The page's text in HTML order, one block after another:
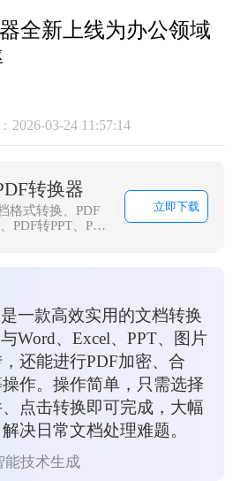
全新上线为办公领域
2026-03-24 11:57:14
转换器
格式转换、PDF
PDF转PPT、PDF
立即下载
一款高效实用的文档转换
Word、Excel、PPT、图片
还能进行PDF加密、合
作。操作简单，只需选择
点击转换即可完成，大幅
决日常文档处理难题。
能技术生成